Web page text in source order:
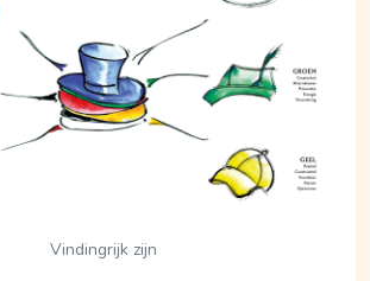
Vindingrijk zijn